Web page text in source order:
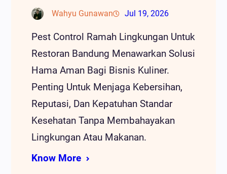
Wahyu Gunawan Jul 19, 2026
Pest Control Ramah Lingkungan Untuk
Restoran Bandung Menawarkan Solusi
Hama Aman Bagi Bisnis Kuliner.
Penting Untuk Menjaga Kebersihan,
Reputasi, Dan Kepatuhan Standar
Kesehatan Tanpa Membahayakan
Lingkungan Atau Makanan.
Know More